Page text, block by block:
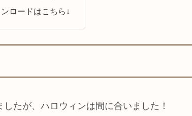
ロードはこちら↓
たが、ハロウィンは間に合いました！